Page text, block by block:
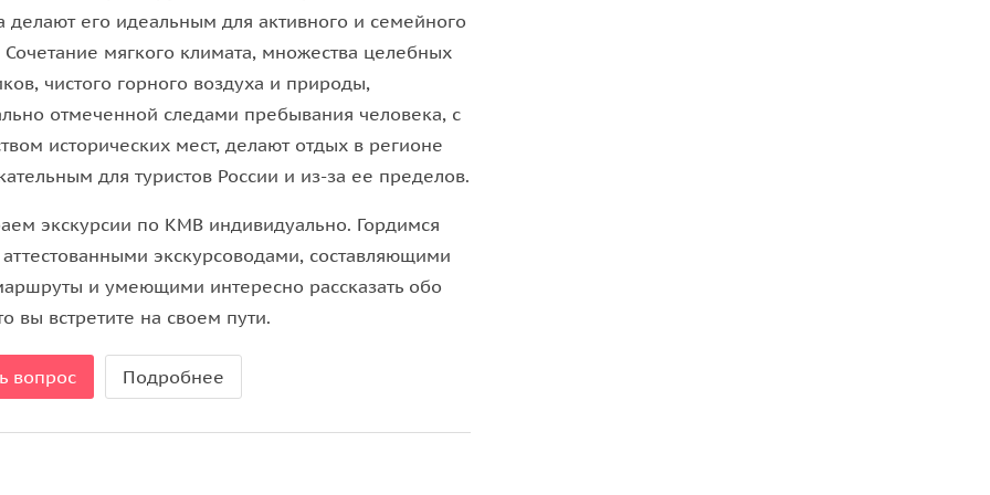
временах вам также расскажет наш гид.
местном кафе, где вы попробуете свежие хычины
Домбай, расположенное в
Тебердинском
на Домбай-Ульген, или «убитый зубр», что
4046 метров, но мы заберемся не на самую
площадку на высоте 3212 метров.
головокружительный пейзаж. Вы увидите
Софруджу, Сулахат, Ине и Алибека, а также
ущелья.
одежду, варенья, мед и травяные сборы,
делают его идеальным для активного и семейного
Сочетание мягкого климата, множества целебных
чистого горного воздуха и природы,
отмеченной следами пребывания человека, с
исторических мест, делают отдых в регионе
для туристов России и из-за ее пределов.
экскурсии по КМВ индивидуально. Гордимся
экскурсоводами, составляющими
и умеющими интересно рассказать обо
вы встретите на своем пути.
вопрос Подробнее